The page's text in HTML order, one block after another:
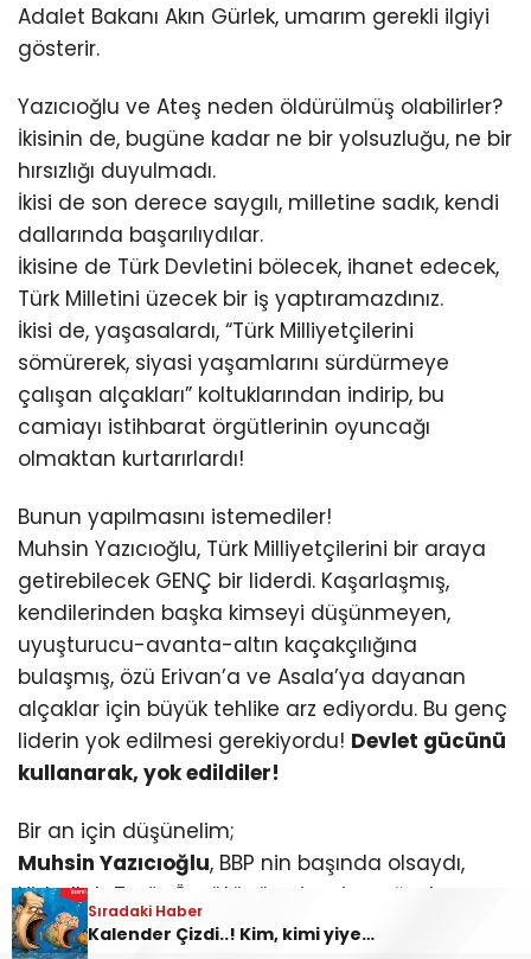
Adalet Bakanı Akın Gürlek, umarım gerekli ilgiyi
gösterir.
Yazıcıoğlu ve Ateş neden öldürülmüş olabilirler?
İkisinin de, bugüne kadar ne bir yolsuzluğu, ne bir
hırsızlığı duyulmadı.
İkisi de son derece saygılı, milletine sadık, kendi
dallarında başarılıydılar.
İkisine de Türk Devletini bölecek, ihanet edecek,
Türk Milletini üzecek bir iş yaptıramazdınız.
İkisi de, yaşasalardı, “Türk Milliyetçilerini
sömürerek, siyasi yaşamlarını sürdürmeye
çalışan alçakları” koltuklarından indirip, bu
camiayı istihbarat örgütlerinin oyuncağı
olmaktan kurtarırlardı!
Bunun yapılmasını istemediler!
Muhsin Yazıcıoğlu, Türk Milliyetçilerini bir araya
getirebilecek GENÇ bir liderdi. Kaşarlaşmış,
kendilerinden başka kimseyi düşünmeyen,
uyuşturucu-avanta-altın kaçakçılığına
bulaşmış, özü Erivan’a ve Asala’ya dayanan
alçaklar için büyük tehlike arz ediyordu. Bu genç
liderin yok edilmesi gerekiyordu! Devlet gücünü
kullanarak, yok edildiler!
Bir an için düşünelim;
Muhsin Yazıcıoğlu, BBP nin başında olsaydı,
Hizbullah Terör Örgütünün siyasi ayağı olan
HÜDA-PAR- DEM ile yanyana gelip ittifak kurar
Sıradaki Haber
Kalender Çizdi..! Kim, kimi yiyecek?..